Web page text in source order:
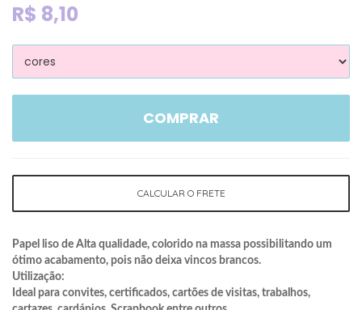
R$ 8,10
COMPRAR
CALCULAR O FRETE
Papel liso de Alta qualidade, colorido na massa possibilitando um
ótimo acabamento, pois não deixa vincos brancos.
Utilização:
Ideal para convites, certificados, cartões de visitas, trabalhos,